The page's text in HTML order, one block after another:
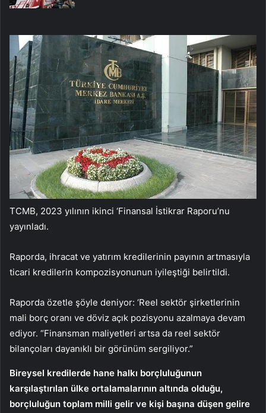
TCMB, 2023 yılının ikinci ‘Finansal İstikrar Raporu’nu
yayınladı.
Raporda, ihracat ve yatırım kredilerinin payının artmasıyla
ticari kredilerin kompozisyonunun iyileştiği belirtildi.
Raporda özetle şöyle deniyor: ‘Reel sektör şirketlerinin
mali borç oranı ve döviz açık pozisyonu azalmaya devam
ediyor. “Finansman maliyetleri artsa da reel sektör
bilançoları dayanıklı bir görünüm sergiliyor.”
Bireysel kredilerde hane halkı borçluluğunun
karşılaştırılan ülke ortalamalarının altında olduğu,
borçluluğun toplam milli gelir ve kişi başına düşen gelire